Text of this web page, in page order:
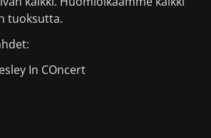
tuoksutta.
In COncert